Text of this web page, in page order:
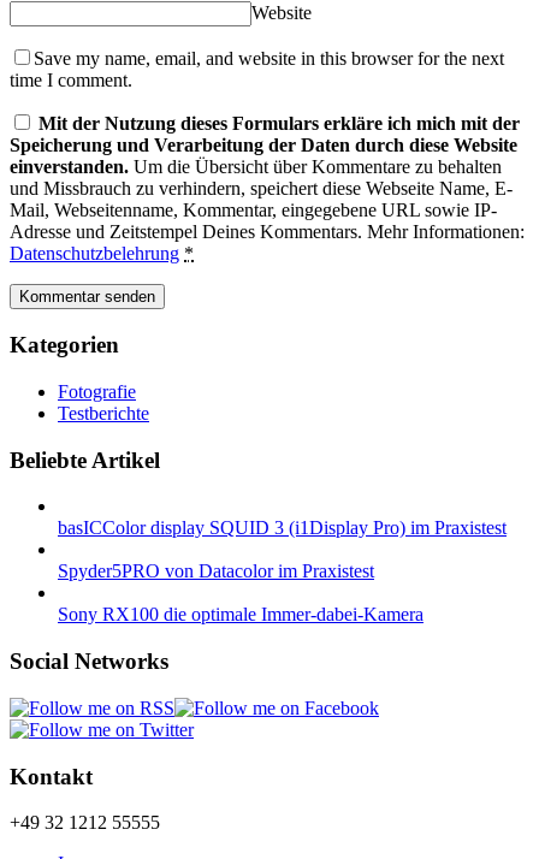
Website
Save my name, email, and website in this browser for the next
time I comment.
Mit der Nutzung dieses Formulars erkläre ich mich mit der
Speicherung und Verarbeitung der Daten durch diese Website
einverstanden. Um die Übersicht über Kommentare zu behalten
und Missbrauch zu verhindern, speichert diese Webseite Name, E-
Mail, Webseitenname, Kommentar, eingegebene URL sowie IP-
Adresse und Zeitstempel Deines Kommentars. Mehr Informationen:
Datenschutzbelehrung *
Kategorien
Fotografie
Testberichte
Beliebte Artikel
basICColor display SQUID 3 (i1Display Pro) im Praxistest
Spyder5PRO von Datacolor im Praxistest
Sony RX100 die optimale Immer-dabei-Kamera
Social Networks
Kontakt
+49 32 1212 55555